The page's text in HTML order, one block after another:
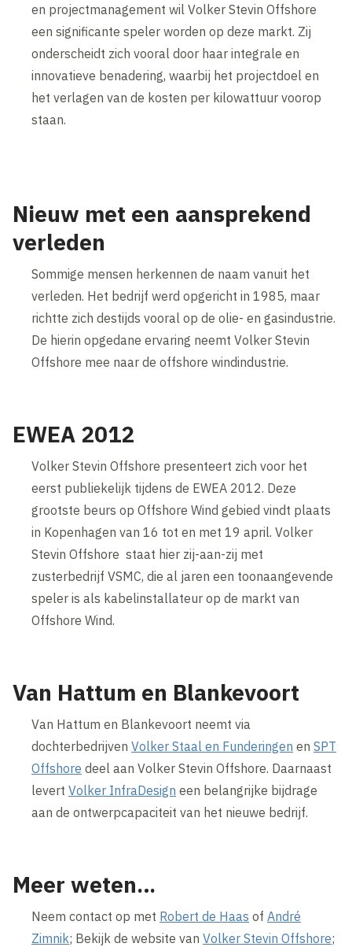
en projectmanagement wil Volker Stevin Offshore
een significante speler worden op deze markt. Zij
onderscheidt zich vooral door haar integrale en
innovatieve benadering, waarbij het projectdoel en
het verlagen van de kosten per kilowattuur voorop
staan.
Nieuw met een aansprekend
verleden
Sommige mensen herkennen de naam vanuit het
verleden. Het bedrijf werd opgericht in 1985, maar
richtte zich destijds vooral op de olie- en gasindustrie.
De hierin opgedane ervaring neemt Volker Stevin
Offshore mee naar de offshore windindustrie.
EWEA 2012
Volker Stevin Offshore presenteert zich voor het
eerst publiekelijk tijdens de EWEA 2012. Deze
grootste beurs op Offshore Wind gebied vindt plaats
in Kopenhagen van 16 tot en met 19 april. Volker
Stevin Offshore staat hier zij-aan-zij met
zusterbedrijf VSMC, die al jaren een toonaangevende
speler is als kabelinstallateur op de markt van
Offshore Wind.
Van Hattum en Blankevoort
Van Hattum en Blankevoort neemt via
dochterbedrijvenVolker Staal en Funderingen enSPT
Offshore deel aan Volker Stevin Offshore. Daarnaast
levertVolker InfraDesign een belangrijke bijdrage
aan de ontwerpcapaciteit van het nieuwe bedrijf.
Meer weten…
Neem contact op met Robert de Haas ofAndré
Zimnik; Bekijk de website vanVolker Stevin Offshore;